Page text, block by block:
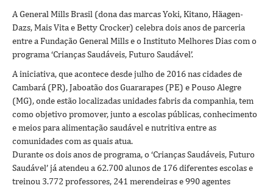
A General Mills Brasil (dona das marcas Yoki, Kitano, Häagen-
Dazs, Mais Vita e Betty Crocker) celebra dois anos de parceria
entre a Fundação General Mills e o Instituto Melhores Dias com o
programa ‘Crianças Saudáveis, Futuro Saudável’.
A iniciativa, que acontece desde julho de 2016 nas cidades de
Cambará (PR), Jaboatão dos Guararapes (PE) e Pouso Alegre
(MG), onde estão localizadas unidades fabris da companhia, tem
como objetivo promover, junto a escolas públicas, conhecimento
e meios para alimentação saudável e nutritiva entre as
comunidades com as quais atua.
Durante os dois anos de programa, o ‘Crianças Saudáveis, Futuro
Saudável’ já atendeu a 62.700 alunos de 176 diferentes escolas e
treinou 3.772 professores, 241 merendeiras e 990 agentes